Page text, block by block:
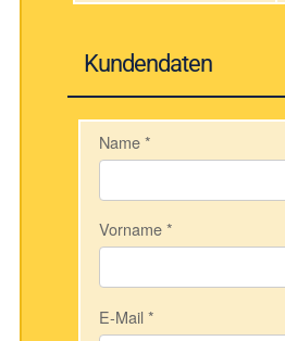
Kundendaten
Name*
Vorname*
E-Mail*